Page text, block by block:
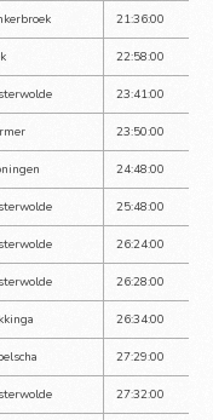
21:36:00
22:58:00
23:41:00
23:50:00
24:48:00
25:48:00
26:24:00
26:28:00
26:34:00
27:29:00
27:32:00